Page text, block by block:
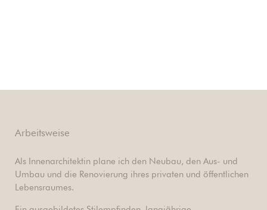
Arbeitsweise
Als Innenarchitektin plane ich den Neubau, den Aus- und
Umbau und die Renovierung ihres privaten und öffentlichen
Lebensraumes.